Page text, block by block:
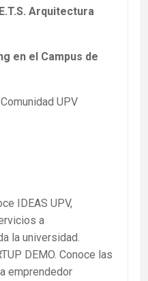
Arquitectura
en el Campus de
UPV
IDEAS UPV,
a
la universidad.
DEMO. Conoce las
emprendedor